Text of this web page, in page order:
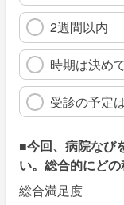
2週間以内
時期は決め
受診の予定
■今回、病院なび
い。総合的にど
総合満足度